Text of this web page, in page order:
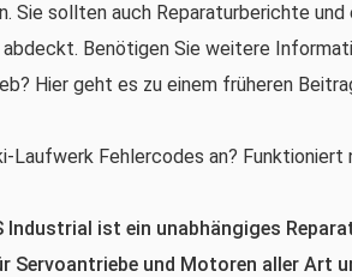
Sie sollten auch Reparaturberichte
Benötigen Sie weitere
Hier geht es zu einem früheren
Laufwerk Fehlercodes an? Funktioniert
Industrial ist ein unabhängiges
Servoantriebe und Motoren aller Art